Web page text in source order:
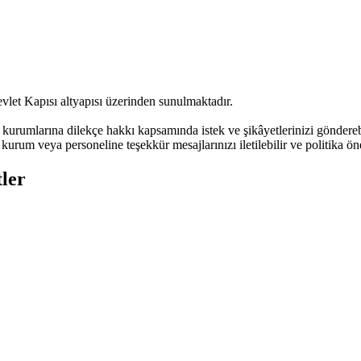
Kapısı altyapısı üzerinden sunulmaktadır.
dilekçe hakkı kapsamında istek ve şikâyetlerinizi
veya personeline teşekkür mesajlarınızı iletilebilir ve politika